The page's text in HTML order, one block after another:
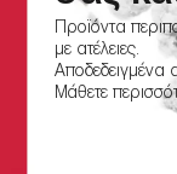
Προϊόντα
με ατέλειες.
Αποδεδειγμένα
Μάθετε